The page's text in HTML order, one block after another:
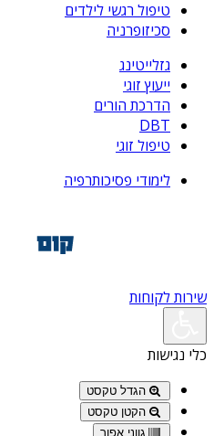
טיפול רגשי לילדים
סכיזופרניה
גזלייטינג
ייעוץ זוגי
הדרכת הורים
DBT
טיפול זוגי
לימודי פסיכותרפיה
שירות לקוחות
כלי נגישות
הגדל טקסט
הקטן טקסט
גווני אפור